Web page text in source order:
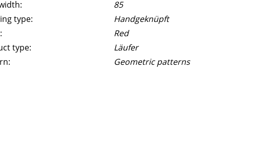
85
type:
Handgeknüpft
Red
type:
Läufer
Geometric patterns